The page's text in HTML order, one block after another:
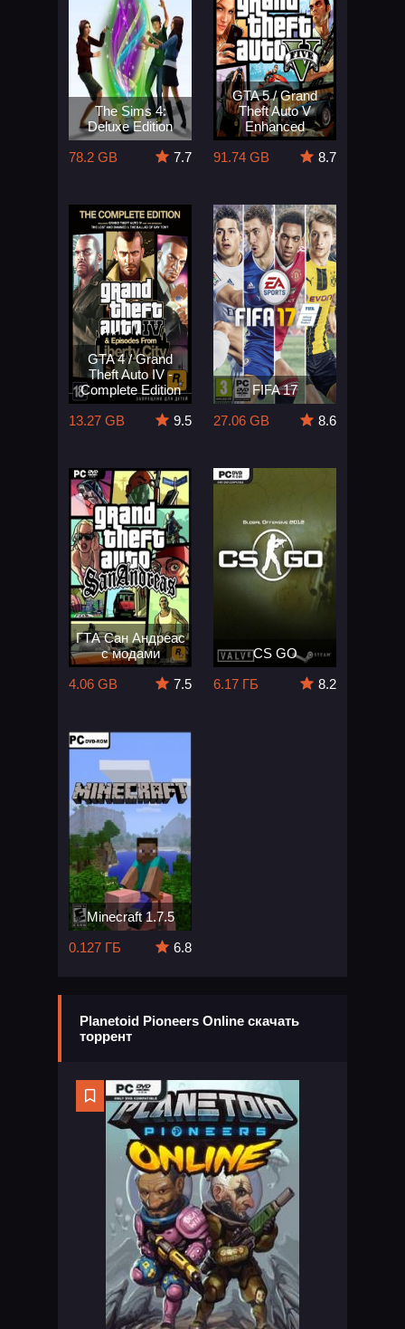
The Sims 4:
Deluxe Edition
78.2 GB
7.7
GTA 5 / Grand
Theft Auto V
Enhanced
91.74 GB
8.7
GTA 4 / Grand
Theft Auto IV -
Complete Edition
13.27 GB
9.5
FIFA 17
27.06 GB
8.6
ГТА Сан Андреас
с модами
4.06 GB
7.5
CS GO
6.17 ГБ
8.2
Minecraft 1.7.5
0.127 ГБ
6.8
Planetoid Pioneers Online скачать
торрент